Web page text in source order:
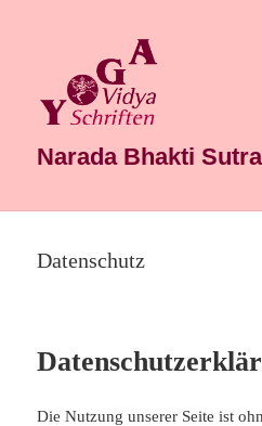
Narada Bhakti Sutra
Datenschutz
Die Nutzung unserer Seite ist